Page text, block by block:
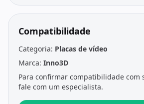
Compatibilidade
Categoria: Placas de vídeo
Marca: Inno3D
Para confirmar compatibilidade com
fale com um especialista.